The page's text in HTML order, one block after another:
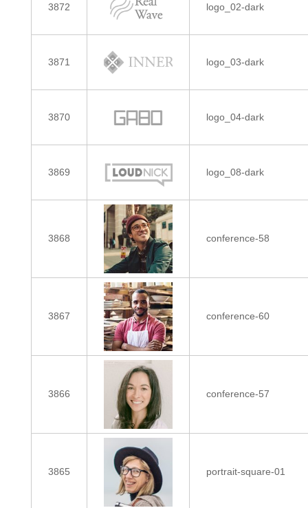
3872 logo_02-dark
3871 logo_03-dark
3870 logo_04-dark
3869 logo_08-dark
3868 conference-58
3867 conference-60
3866 conference-57
3865 portrait-square-01